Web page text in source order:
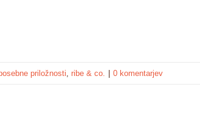
priložnosti, ribe & co. 0 komentarjev